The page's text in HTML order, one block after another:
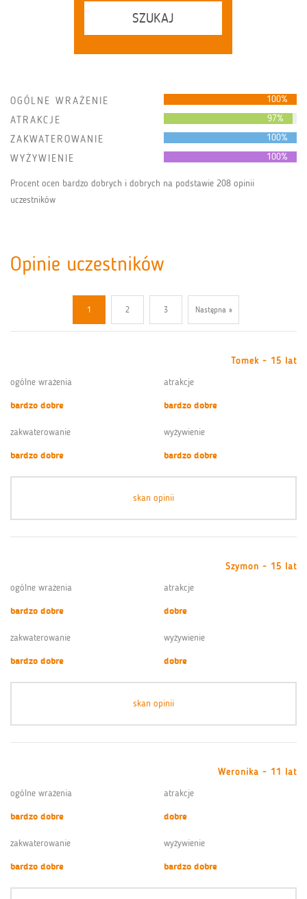
SZUKAJ
OGÓLNE WRAŻENIE 100%
ATRAKCJE 97%
ZAKWATEROWANIE 100%
WYŻYWIENIE 100%
Procent ocen bardzo dobrych i dobrych na podstawie 208 opinii
uczestników
Opinie uczestników
1 2 3 Następna »
Tomek - 15 lat
ogólne wrażenia
bardzo dobre
atrakcje
bardzo dobre
zakwaterowanie
bardzo dobre
wyżywienie
bardzo dobre
skan opinii
Szymon - 15 lat
ogólne wrażenia
bardzo dobre
atrakcje
dobre
zakwaterowanie
bardzo dobre
wyżywienie
dobre
skan opinii
Weronika - 11 lat
ogólne wrażenia
bardzo dobre
atrakcje
dobre
zakwaterowanie
bardzo dobre
wyżywienie
bardzo dobre